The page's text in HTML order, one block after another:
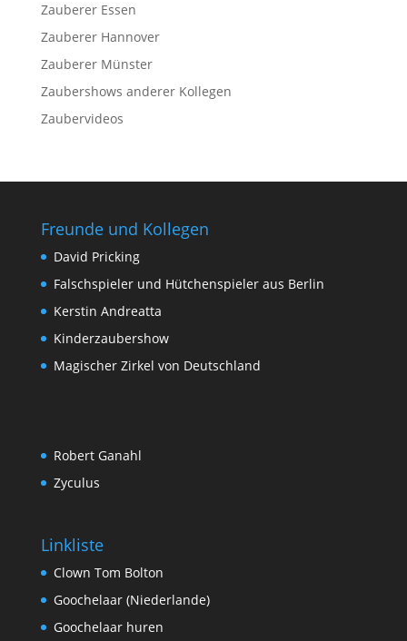
Zauberer Essen
Zauberer Hannover
Zauberer Münster
Zaubershows anderer Kollegen
Zaubervideos
Freunde und Kollegen
David Pricking
Falschspieler und Hütchenspieler aus Berlin
Kerstin Andreatta
Kinderzaubershow
Magischer Zirkel von Deutschland
Robert Ganahl
Zyculus
Linkliste
Clown Tom Bolton
Goochelaar (Niederlande)
Goochelaar huren